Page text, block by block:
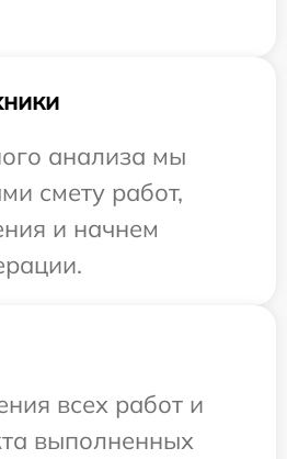
анализа мы
смету работ,
и начнем
всех работ и
выполненных